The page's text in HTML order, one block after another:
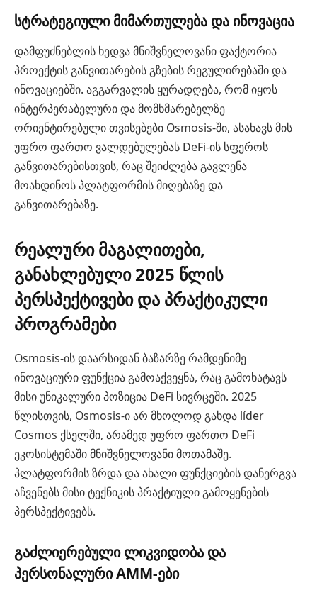
სტრატეგიული მიმართულება და ინოვაცია
დამფუძნებლის ხედვა მნიშვნელოვანი ფაქტორია
პროექტის განვითარების გზების რეგულირებაში და
ინოვაციებში. აგგარვალის ყურადღება, რომ იყოს
ინტერპერაბელური და მომხმარებელზე
ორიენტირებული თვისებები Osmosis-ში, ასახავს მის
უფრო ფართო ვალდებულებას DeFi-ის სფეროს
განვითარებისთვის, რაც შეიძლება გავლენა
მოახდინოს პლატფორმის მიღებაზე და
განვითარებაზე.
რეალური მაგალითები,
განახლებული 2025 წლის
პერსპექტივები და პრაქტიკული
პროგრამები
Osmosis-ის დაარსიდან ბაზარზე რამდენიმე
ინოვაციური ფუნქცია გამოაქვეყნა, რაც გამოხატავს
მისი უნიკალური პოზიცია DeFi სივრცეში. 2025
წლისთვის, Osmosis-ი არ მხოლოდ გახდა líder
Cosmos ქსელში, არამედ უფრო ფართო DeFi
ეკოსისტემაში მნიშვნელოვანი მოთამაშე.
პლატფორმის ზრდა და ახალი ფუნქციების დანერგვა
აჩვენებს მისი ტექნიკის პრაქტიული გამოყენების
პერსპექტივებს.
გაძლიერებული ლიკვიდობა და
პერსონალური AMM-ები